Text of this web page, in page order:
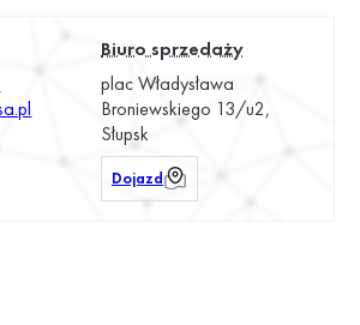
Biuro sprzedaży
plac Władysława
Broniewskiego 13/u2,
Słupsk
Dojazd